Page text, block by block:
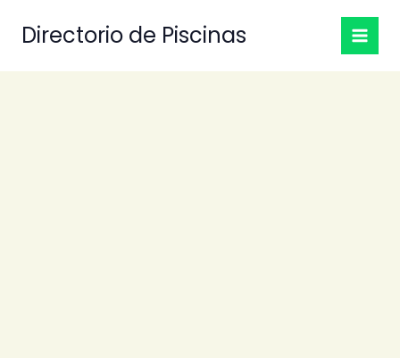
Directorio de Piscinas